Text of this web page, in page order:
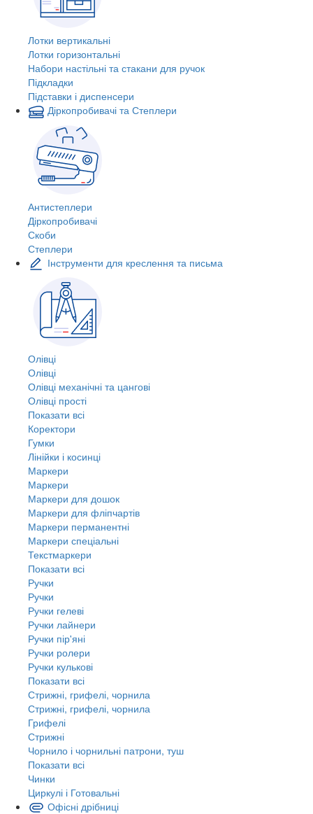
Лотки вертикальні
Лотки горизонтальні
Набори настільні та стакани для ручок
Підкладки
Підставки і диспенсери
Діркопробивачі та Степлери
Антистеплери
Діркопробивачі
Скоби
Степлери
Інструменти для креслення та письма
Олівці
Олівці
Олівці механічні та цангові
Олівці прості
Показати всі
Коректори
Гумки
Лінійки і косинці
Маркери
Маркери
Маркери для дошок
Маркери для фліпчартів
Маркери перманентні
Маркери спеціальні
Текстмаркери
Показати всі
Ручки
Ручки
Ручки гелеві
Ручки лайнери
Ручки пір'яні
Ручки ролери
Ручки кулькові
Показати всі
Стрижні, грифелі, чорнила
Стрижні, грифелі, чорнила
Грифелі
Стрижні
Чорнило і чорнильні патрони, туш
Показати всі
Чинки
Циркулі і Готовальні
Офісні дрібниці